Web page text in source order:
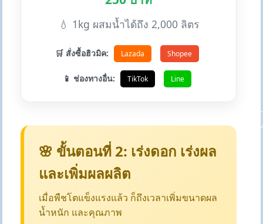
💧 1kg ผสมน้ำได้ถึง 2,000 ลิตร
🛒 สั่งซื้อฮิวมิค: Lazada Shopee
📱 ช่องทางอื่น: TikTok Line
🌸 ขั้นตอนที่ 2: เร่งดอก เร่งผล
และเพิ่มผลผลิต
เมื่อพืชโตแข็งแรงแล้ว ก็ถึงเวลาเพิ่มขนาดผล
น้ำหนัก และคุณภาพ